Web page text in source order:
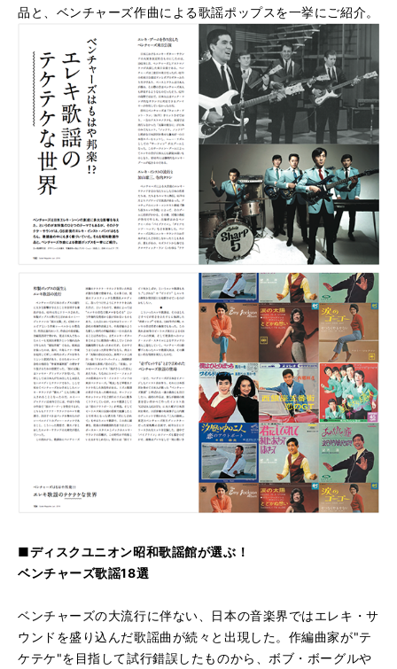
品と、ベンチャーズ作曲による歌謡ポップスを一挙にご紹介。
■ディスクユニオン昭和歌謡館が選ぶ！
ベンチャーズ歌謡18選
ベンチャーズの大流行に伴ない、日本の音楽界ではエレキ・サ
ウンドを盛り込んだ歌謡曲が続々と出現した。作編曲家が"テ
ケテケ"を目指して試行錯誤したものから、ボブ・ボーグルや